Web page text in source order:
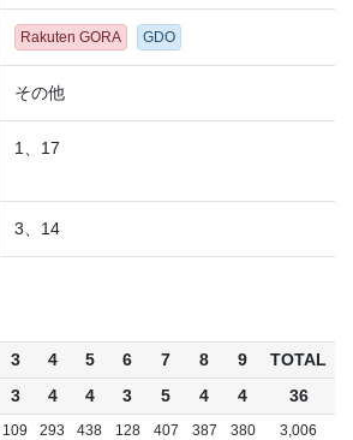
Rakuten GORA GDO
その他
1、17
3、14
3 4 5 6 7 8 9
TOTAL
3 4 4 3 5 4 4 36
109 293 438 128 407 387 380
3,006